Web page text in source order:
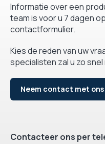
Informatie over een
team is voor u 7 dagen
contactformulier.
Kies de reden van uw
specialisten zal u zo
Neem contact met ons
Contacteer ons per